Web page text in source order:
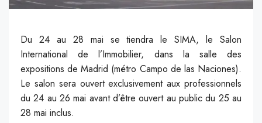
Du 24 au 28 mai se tiendra le SIMA, le Salon
International de l’Immobilier, dans la salle des
expositions de Madrid (métro Campo de las Naciones).
Le salon sera ouvert exclusivement aux professionnels
du 24 au 26 mai avant d’être ouvert au public du 25 au
28 mai inclus.